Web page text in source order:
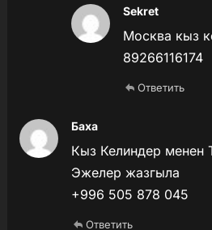
Sekret
Москва кыз
89266116174
Ответить
Баха
Кыз Келиндер менен
Эжелер жазгыла
+996 505 878 045
Ответить